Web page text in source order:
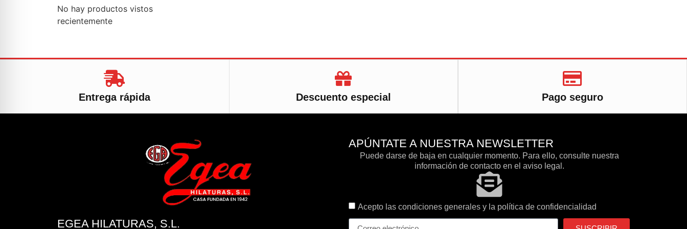
No hay productos vistos
recientemente
Entrega rápida Descuento especial Pago seguro
EGEA HILATURAS, S.L.
APÚNTATE A NUESTRA NEWSLETTER
Puede darse de baja en cualquier momento. Para ello, consulte nuestra
información de contacto en el aviso legal.
Acepto las condiciones generales y la política de confidencialidad